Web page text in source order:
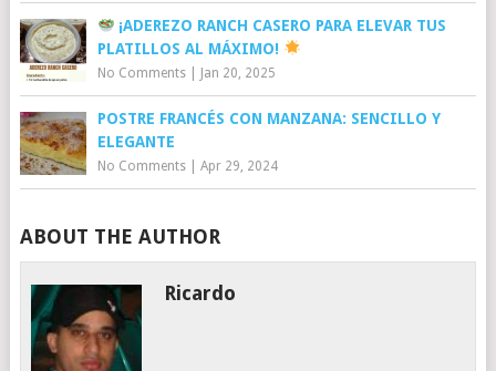
¡ADEREZO RANCH CASERO PARA ELEVAR TUS
PLATILLOS AL MÁXIMO!
No Comments| Jan 20, 2025
POSTRE FRANCÉS CON MANZANA: SENCILLO Y
ELEGANTE
No Comments| Apr 29, 2024
ABOUT THE AUTHOR
Ricardo